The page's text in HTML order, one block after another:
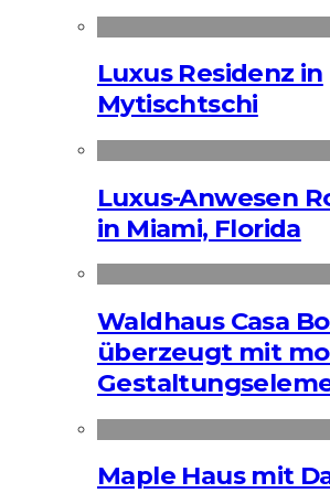
Luxus Residenz in
Mytischtschi
Luxus-Anwesen
in Miami, Florida
Waldhaus Casa
überzeugt mit
Maple Haus mit